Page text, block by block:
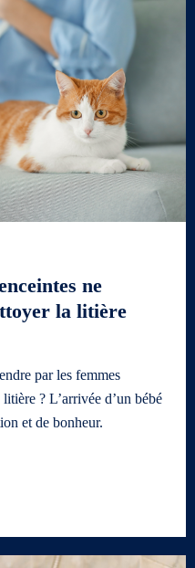
ne
la litière
par les femmes
? L’arrivée d’un bébé
et de bonheur.